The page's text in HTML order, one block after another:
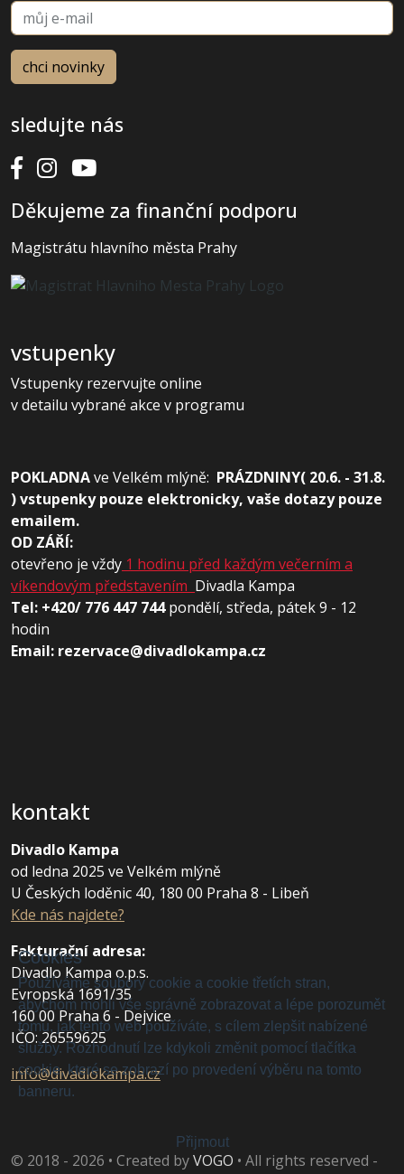
sledujte nás
Děkujeme za finanční podporu
Magistrátu hlavního města Prahy
vstupenky
Vstupenky rezervujte online
v detailu vybrané akce v programu
POKLADNAve Velkém mlýně: PRÁZDNINY( 20.6. - 31.8.
) vstupenky pouze elektronicky, vaše dotazy pouze
emailem.
OD ZÁŘÍ:
otevřeno je vždy 1 hodinu před každým večerním a
víkendovým představením Divadla Kampa
Tel: +420/ 776 447 744pondělí, středa, pátek 9 - 12
hodin
Email: rezervace@divadlokampa.cz
kontakt
Divadlo Kampa
od ledna 2025 ve Velkém mlýně
U Českých loděnic 40, 180 00 Praha 8 - Libeň
Kde nás najdete?
Fakturační adresa:
Divadlo Kampa o.p.s.
Evropská 1691/35
160 00 Praha 6 - Dejvice
IČO: 26559625
info@divadlokampa.cz
© 2018 - 2026 • Created byVOGO • All rights reserved -
Cookies
Používáme soubory cookie a cookie třetích stran,
abychom mohli vše správně zobrazovat a lépe porozumět
tomu, jak tento web používáte, s cílem zlepšit nabízené
služby. Rozhodnutí lze kdykoli změnit pomocí tlačítka
cookie, které se zobrazí po provedení výběru na tomto
banneru.
Přijmout